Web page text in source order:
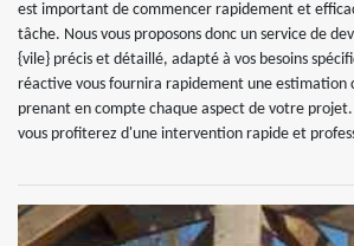
est important de commencer rapidement et
tâche. Nous vous proposons donc un service de
{vile} précis et détaillé, adapté à vos besoins
réactive vous fournira rapidement une estimation
prenant en compte chaque aspect de votre projet.
vous profiterez d'une intervention rapide et